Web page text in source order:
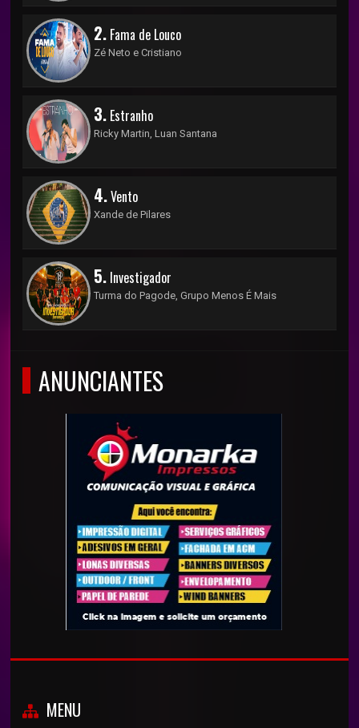
2. Fama de Louco
Zé Neto e Cristiano
3. Estranho
Ricky Martin, Luan Santana
4.Vento
Xande de Pilares
5. Investigador
Turma do Pagode, Grupo Menos É Mais
ANUNCIANTES
MENU